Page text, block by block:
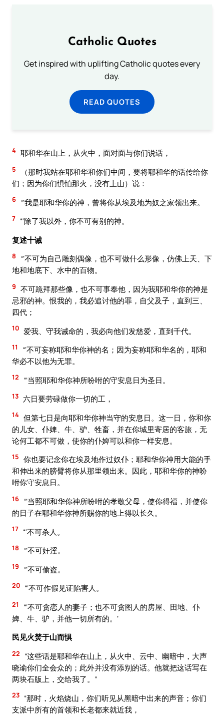
Catholic Quotes
Get inspired with uplifting Catholic quotes every
day.
READ QUOTES
4 耶和华在山上，从火中，面对面与你们说话，
5
（那时我站在耶和华和你们中间，要将耶和华的话传给你
们；因为你们惧怕那火，没有上山）说：
6 “‘我是耶和华你的神，曾将你从埃及地为奴之家领出来。
7 “‘除了我以外，你不可有别的神。
复述十诫
8
“‘不可为自己雕刻偶像，也不可做什么形像，仿佛上天、下
地和地底下、水中的百物。
9 不可跪拜那些像，也不可事奉他，因为我耶和华你的神是
忌邪的神。恨我的，我必追讨他的罪，自父及子，直到三、
四代；
10 爱我、守我诫命的，我必向他们发慈爱，直到千代。
11
“‘不可妄称耶和华你神的名；因为妄称耶和华名的，耶和
华必不以他为无罪。
12 “‘当照耶和华你神所吩咐的守安息日为圣日。
13 六日要劳碌做你一切的工，
14 但第七日是向耶和华你神当守的安息日。这一日，你和你
的儿女、仆婢、牛、驴、牲畜，并在你城里寄居的客旅，无
论何工都不可做，使你的仆婢可以和你一样安息。
15 你也要记念你在埃及地作过奴仆；耶和华你神用大能的手
和伸出来的膀臂将你从那里领出来。因此，耶和华你的神吩
咐你守安息日。
16 “‘当照耶和华你神所吩咐的孝敬父母，使你得福，并使你
的日子在耶和华你神所赐你的地上得以长久。
17 “‘不可杀人。
18 “‘不可奸淫。
19 “‘不可偷盗。
20 “‘不可作假见证陷害人。
21
“‘不可贪恋人的妻子；也不可贪图人的房屋、田地、仆
婢、牛、驴，并他一切所有的。’
民见火焚于山而惧
22
“这些话是耶和华在山上，从火中、云中、幽暗中，大声
晓谕你们全会众的；此外并没有添别的话。他就把这话写在
两块石版上，交给我了。”
23 “那时，火焰烧山，你们听见从黑暗中出来的声音；你们
支派中所有的首领和长老都来就近我，